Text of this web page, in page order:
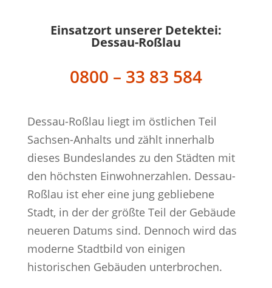
Einsatzort unserer Detektei:
Dessau-Roßlau
0800 – 33 83 584
Dessau-Roßlau liegt im östlichen Teil
Sachsen-Anhalts und zählt innerhalb
dieses Bundeslandes zu den Städten mit
den höchsten Einwohnerzahlen. Dessau-
Roßlau ist eher eine jung gebliebene
Stadt, in der der größte Teil der Gebäude
neueren Datums sind. Dennoch wird das
moderne Stadtbild von einigen
historischen Gebäuden unterbrochen.